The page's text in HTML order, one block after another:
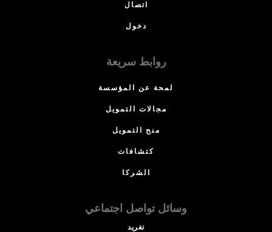
اتصال
دخول
روابط سريعة
لمحة عن المؤسسة
مجالات التمويل
منح التمويل
كتشافات
الشركا
وسائل تواصل اجتماعي
تغريد